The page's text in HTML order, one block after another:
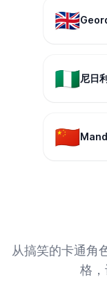
🇬🇧
🇳🇬尼日
🇨🇳
从搞笑的卡通
格，